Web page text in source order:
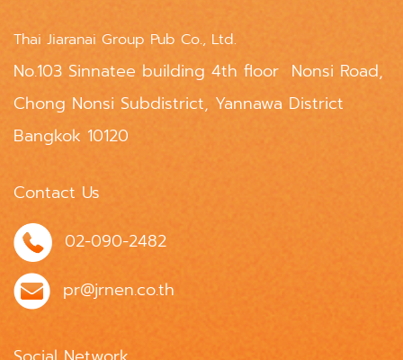
Thai Jiaranai Group Pub Co., Ltd.
No.103 Sinnatee building 4th floor Nonsi Road,
Chong Nonsi Subdistrict, Yannawa District
Bangkok 10120
Contact Us
02-090-2482
pr@jrnen.co.th